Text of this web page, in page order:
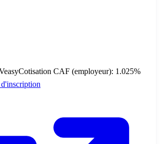
Cotisation CAF (employeur): 1.025%